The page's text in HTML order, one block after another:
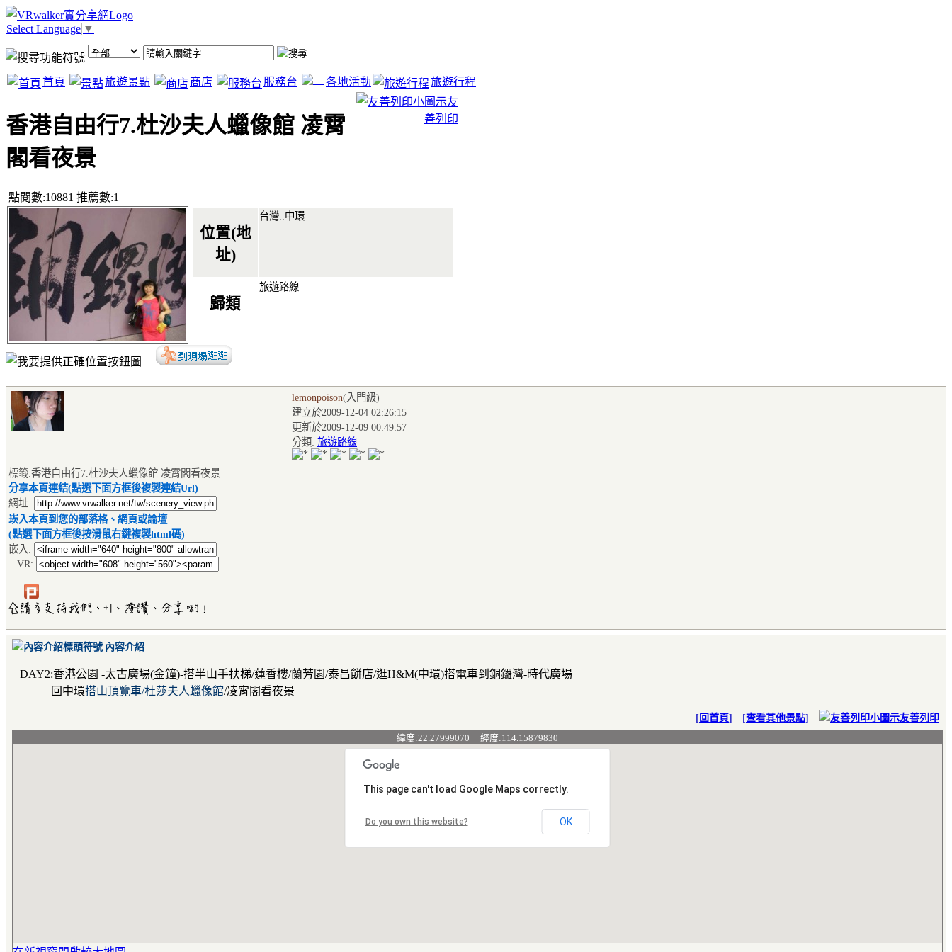
Select Language ▼
首頁 旅遊景點 商店 服務台 各地活動 旅遊行程
香港自由行7.杜沙夫人蠟像館 凌霄
閣看夜景
點閱數:10881 推薦數:1
友
善列印
位置(地
址)
台灣. 中環
歸類
旅遊路線
lemonpoison(入門級)
建立於2009-12-04 02:26:15
更新於2009-12-09 00:49:57
分類: 旅遊路線
標籤:香港自由行7.杜沙夫人蠟像館 凌霄閣看夜景
分享本頁連結(點選下面方框後複製連結Url)
網址:
崁入本頁到您的部落格、網頁或論壇
(點選下面方框後按滑鼠右鍵複製html碼)
嵌入:
VR:
內容介紹
DAY2:香港公園 -太古廣場(金鐘)-搭半山手扶梯/蓮香樓/蘭芳園/泰昌餅店/逛H&M(中環)搭電車到銅鑼灣-時代廣場
回中環搭山頂覽車/杜莎夫人蠟像館/凌宵閣看夜景
[ 回首頁] [查看其他景點] 友善列印
緯度:22.27999070 經度:114.15879830
This page can't load Google Maps correctly.
Do you own this website? OK